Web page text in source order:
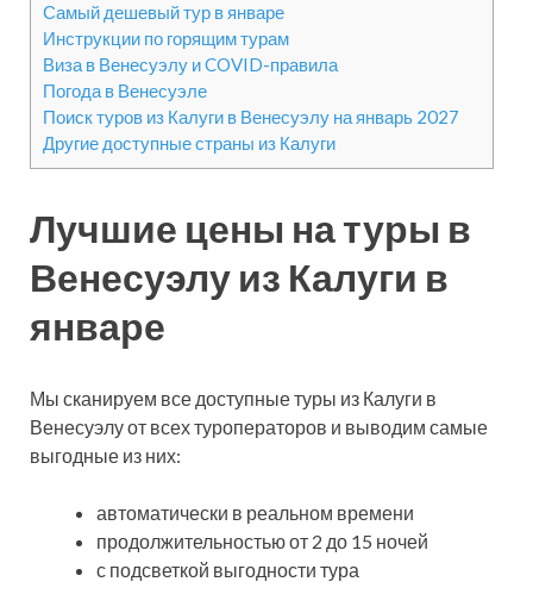
Самый дешевый тур в январе
Инструкции по горящим турам
Виза в Венесуэлу и COVID-правила
Погода в Венесуэле
Поиск туров из Калуги в Венесуэлу на январь 2027
Другие доступные страны из Калуги
Лучшие цены на туры в
Венесуэлу из Калуги в
январе
Мы сканируем все доступные туры из Калуги в
Венесуэлу от всех туроператоров и выводим самые
выгодные из них:
автоматически в реальном времени
продолжительностью от 2 до 15 ночей
с подсветкой выгодности тура